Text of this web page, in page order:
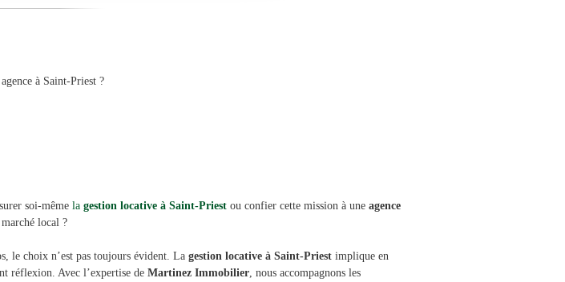
à Saint-Priest ?
soi-même la gestion locative à Saint-Priest ou confier cette mission à une agence
local ?
le choix n’est pas toujours évident. La gestion locative à Saint-Priest implique en
réflexion. Avec l’expertise de Martinez Immobilier, nous accompagnons les